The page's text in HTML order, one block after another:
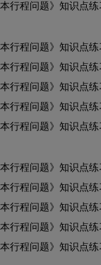
行程问题》知识点
行程问题》知识点
行程问题》知识点
行程问题》知识点
行程问题》知识点
行程问题》知识点
行程问题》知识点
行程问题》知识点
行程问题》知识点
行程问题》知识点
行程问题》知识点